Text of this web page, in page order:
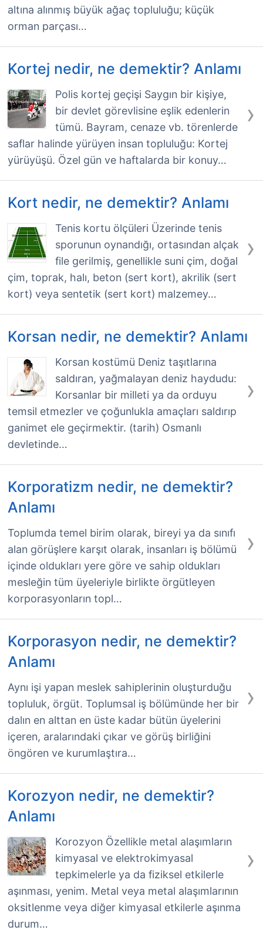
altına alınmış büyük ağaç topluluğu; küçük
orman parçası…
Kortej nedir, ne demektir? Anlamı
›
Polis kortej geçişi Saygın bir kişiye,
bir devlet görevlisine eşlik edenlerin
tümü. Bayram, cenaze vb. törenlerde
saflar halinde yürüyen insan topluluğu: Kortej
yürüyüşü. Özel gün ve haftalarda bir konuy…
Kort nedir, ne demektir? Anlamı
›
Tenis kortu ölçüleri Üzerinde tenis
sporunun oynandığı, ortasından alçak
file gerilmiş, genellikle suni çim, doğal
çim, toprak, halı, beton (sert kort), akrilik (sert
kort) veya sentetik (sert kort) malzemey…
Korsan nedir, ne demektir? Anlamı
›
Korsan kostümü Deniz taşıtlarına
saldıran, yağmalayan deniz haydudu:
Korsanlar bir milleti ya da orduyu
temsil etmezler ve çoğunlukla amaçları saldırıp
ganimet ele geçirmektir. (tarih) Osmanlı
devletinde…
Korporatizm nedir, ne demektir?
Anlamı
›
Toplumda temel birim olarak, bireyi ya da sınıfı
alan görüşlere karşıt olarak, insanları iş bölümü
içinde oldukları yere göre ve sahip oldukları
mesleğin tüm üyeleriyle birlikte örgütleyen
korporasyonların topl…
Korporasyon nedir, ne demektir?
Anlamı
›
Aynı işi yapan meslek sahiplerinin oluşturduğu
topluluk, örgüt. Toplumsal iş bölümünde her bir
dalın en alttan en üste kadar bütün üyelerini
içeren, aralarındaki çıkar ve görüş birliğini
öngören ve kurumlaştıra…
Korozyon nedir, ne demektir?
Anlamı
›
Korozyon Özellikle metal alaşımların
kimyasal ve elektrokimyasal
tepkimelerle ya da fiziksel etkilerle
aşınması, yenim. Metal veya metal alaşımlarının
oksitlenme veya diğer kimyasal etkilerle aşınma
durum…